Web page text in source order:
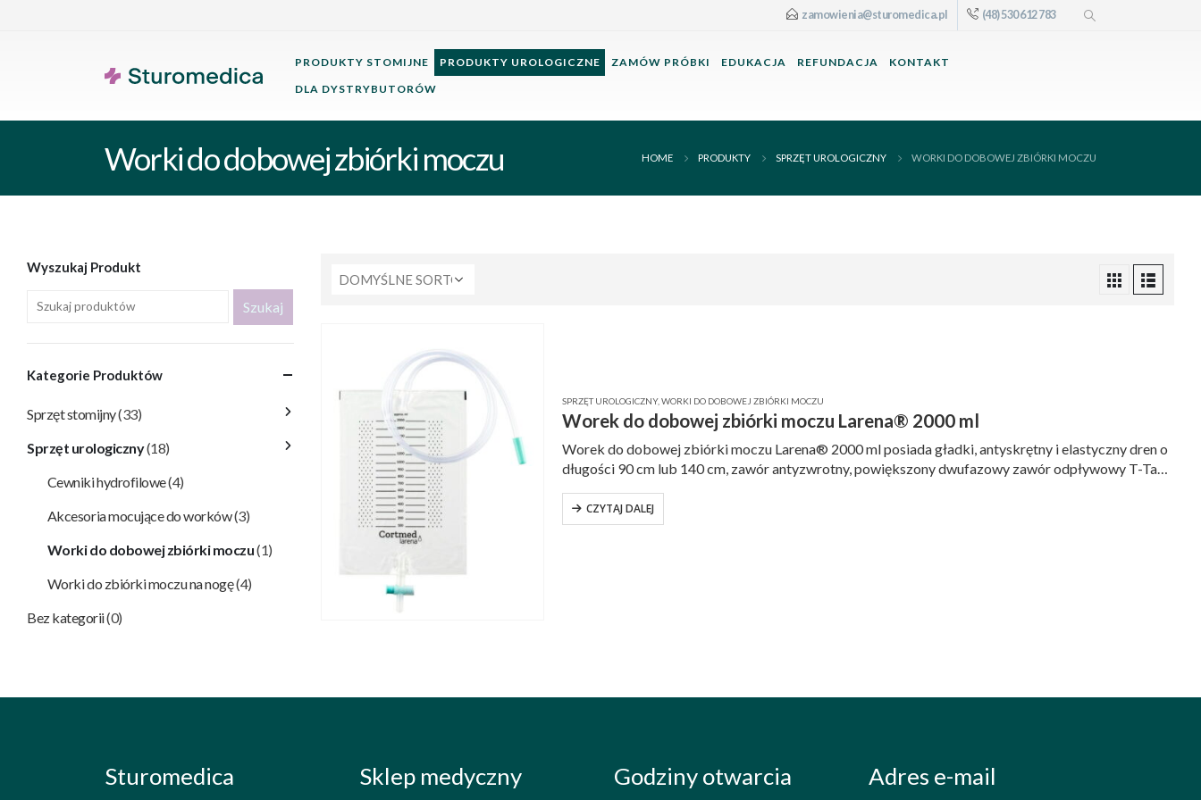
zamowienia@sturomedica.pl (48) 530 612 783
PRODUKTY STOMIJNE PRODUKTY UROLOGICZNE ZAMÓW PRÓBKI EDUKACJA REFUNDACJA
KONTAKT
DLA DYSTRYBUTORÓW
Worki do dobowej zbiórki moczu HOME PRODUKTY SPRZĘT UROLOGICZNY WORKI DO DOBOWEJ ZBIÓRKI MOCZU
SPRZĘT UROLOGICZNY, WORKI DO DOBOWEJ ZBIÓRKI MOCZU
Worek do dobowej zbiórki moczu Larena® 2000 ml
Worek do dobowej zbiórki moczu Larena® 2000 ml posiada gładki, antyskrętny i elastyczny dren o
długości 90 cm lub 140 cm, zawór antyzwrotny, powiększony dwufazowy zawór odpływowy T-Tap
CZYTAJ DALEJ
Wyszukaj Produkt
Kategorie Produktów
Sprzęt stomijny(33)
Sprzęt urologiczny(18)
Cewniki hydrofilowe(4)
Akcesoria mocujące do worków(3)
Worki do dobowej zbiórki moczu(1)
Worki do zbiórki moczu na nogę(4)
Bez kategorii(0)
Sturomedica Sklep medyczny Godziny otwarcia Adres e-mail